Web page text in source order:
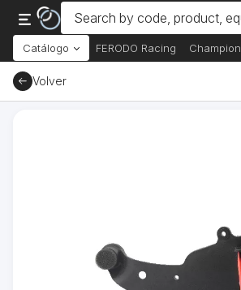
Catálogo FERODO Racing Champion
Volver